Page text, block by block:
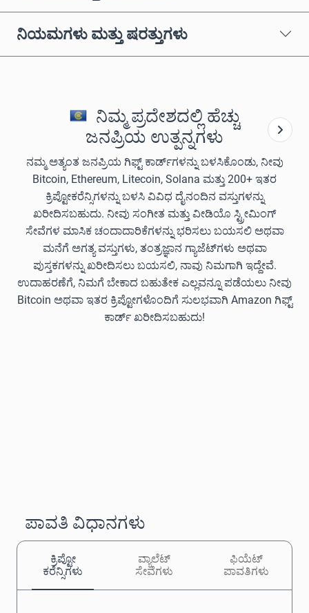
ನಿಯಮಗಳು ಮತ್ತು ಷರತ್ತುಗಳು
ನಿಮ್ಮ ಪ್ರದೇಶದಲ್ಲಿ ಹೆಚ್ಚು
ಜನಪ್ರಿಯ ಉತ್ಪನ್ನಗಳು
ನಮ್ಮ ಅತ್ಯಂತ ಜನಪ್ರಿಯ ಗಿಫ್ಟ್ ಕಾರ್ಡ್‌ಗಳನ್ನು ಬಳಸಿಕೊಂಡು, ನೀವು
Bitcoin, Ethereum, Litecoin, Solana ಮತ್ತು 200+ ಇತರ
ಕ್ರಿಪ್ಟೋಕರೆನ್ಸಿಗಳನ್ನು ಬಳಸಿ ವಿವಿಧ ದೈನಂದಿನ ವಸ್ತುಗಳನ್ನು
ಖರೀದಿಸಬಹುದು. ನೀವು ಸಂಗೀತ ಮತ್ತು ವೀಡಿಯೊ ಸ್ಟ್ರೀಮಿಂಗ್
ಸೇವೆಗಳ ಮಾಸಿಕ ಚಂದಾದಾರಿಕೆಗಳನ್ನು ಭರಿಸಲು ಬಯಸಲಿ ಅಥವಾ
ಮನೆಗೆ ಅಗತ್ಯ ವಸ್ತುಗಳು, ತಂತ್ರಜ್ಞಾನ ಗ್ಯಾಜೆಟ್‌ಗಳು ಅಥವಾ
ಪುಸ್ತಕಗಳನ್ನು ಖರೀದಿಸಲು ಬಯಸಲಿ, ನಾವು ನಿಮಗಾಗಿ ಇದ್ದೇವೆ.
ಉದಾಹರಣೆಗೆ, ನಿಮಗೆ ಬೇಕಾದ ಬಹುತೇಕ ಎಲ್ಲವನ್ನೂ ಪಡೆಯಲು ನೀವು
Bitcoin ಅಥವಾ ಇತರ ಕ್ರಿಪ್ಟೋಗಳೊಂದಿಗೆ ಸುಲಭವಾಗಿ Amazon ಗಿಫ್ಟ್
ಕಾರ್ಡ್ ಖರೀದಿಸಬಹುದು!
ಪಾವತಿ ವಿಧಾನಗಳು
ಕ್ರಿಪ್ಟೋ
ಕರೆನ್ಸಿಗಳು
ವ್ಯಾಲೆಟ್
ಸೇವೆಗಳು
ಫಿಯೆಟ್
ಪಾವತಿಗಳು